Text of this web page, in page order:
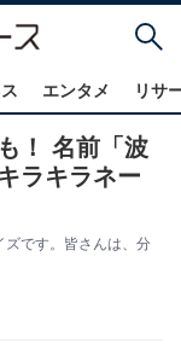
エンタメ リサ
！ 名前「波
ラキラネー
ズです。皆さんは、分